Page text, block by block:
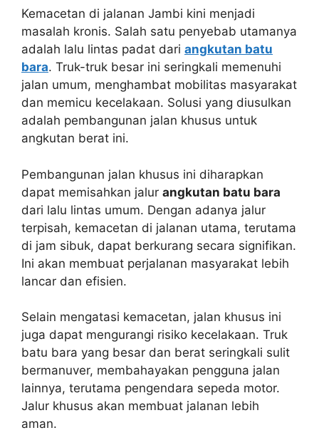
Kemacetan di jalanan Jambi kini menjadi
masalah kronis. Salah satu penyebab utamanya
adalah lalu lintas padat dari angkutan batu
bara. Truk-truk besar ini seringkali memenuhi
jalan umum, menghambat mobilitas masyarakat
dan memicu kecelakaan. Solusi yang diusulkan
adalah pembangunan jalan khusus untuk
angkutan berat ini.
Pembangunan jalan khusus ini diharapkan
dapat memisahkan jalur angkutan batu bara
dari lalu lintas umum. Dengan adanya jalur
terpisah, kemacetan di jalanan utama, terutama
di jam sibuk, dapat berkurang secara signifikan.
Ini akan membuat perjalanan masyarakat lebih
lancar dan efisien.
Selain mengatasi kemacetan, jalan khusus ini
juga dapat mengurangi risiko kecelakaan. Truk
batu bara yang besar dan berat seringkali sulit
bermanuver, membahayakan pengguna jalan
lainnya, terutama pengendara sepeda motor.
Jalur khusus akan membuat jalanan lebih
aman.